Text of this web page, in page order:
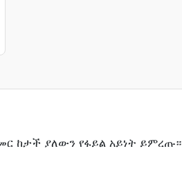
ከታች ያለውን የፋይል አይነት ይምረጡ።